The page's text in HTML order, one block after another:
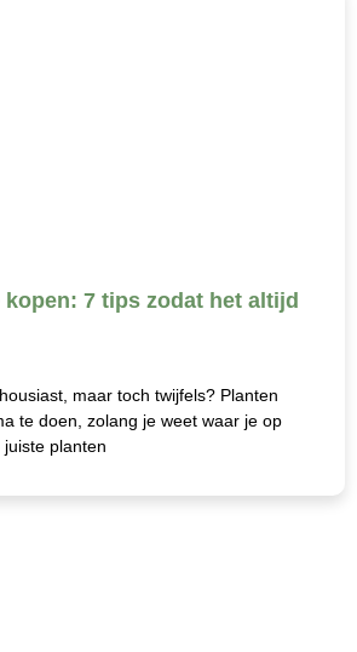
7 tips zodat het altijd
maar toch twijfels? Planten
te doen, zolang je weet waar je op
planten